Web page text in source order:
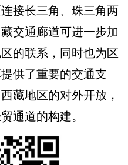
接长三角、珠三角两
交通廊道可进一步加
的联系，同时也为区
供了重要的交通支
藏地区的对外开放，
通道的构建。